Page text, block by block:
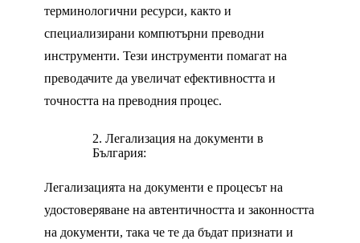
терминологични ресурси, както и
специализирани компютърни преводни
инструменти. Тези инструменти помагат на
преводачите да увеличат ефективността и
точността на преводния процес.
Легализация на документи в
България:
Легализацията на документи е процесът на
удостоверяване на автентичността и законността
на документи, така че те да бъдат признати и